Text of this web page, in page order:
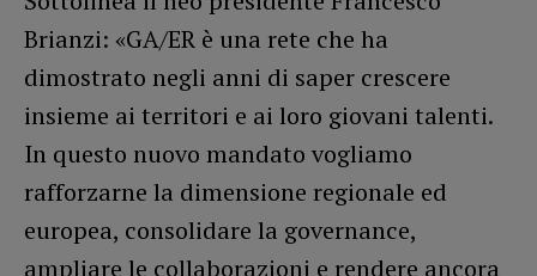
Brianzi: «GA/ER è una rete che ha
dimostrato negli anni di saper crescere
insieme ai territori e ai loro giovani talenti.
In questo nuovo mandato vogliamo
rafforzarne la dimensione regionale ed
europea, consolidare la governance,
ampliare le collaborazioni e rendere ancora